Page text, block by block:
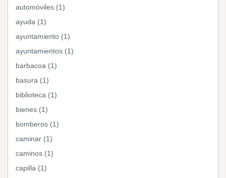
automóviles (1)
ayuda (1)
ayuntamiento (1)
ayuntamientos (1)
barbacoa (1)
basura (1)
biblioteca (1)
bienes (1)
bomberos (1)
caminar (1)
caminos (1)
capilla (1)